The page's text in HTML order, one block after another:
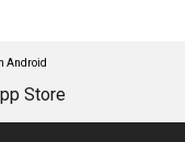
Android